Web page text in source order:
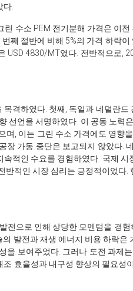
다.
수소 PEM 전기분해 가격은 이
째 절반에 비해 5%의 가격 하락
4830/MT였다. 전반적으로,
격하였다. 첫째, 독일과 네덜란
선언을 서명하였다. 이 공동 노력
, 이는 그린 수소 가격에도 영향
가동 중단은 보고되지 않았다.
적인 수요를 경험하였다. 국제
적인 시장 심리는 긍정적이었다.
으로 인해 상당한 모멘텀을 경
발전과 재생 에너지 비용 하락
보여주었다. 그러나 도전 과제
효율성과 내구성 향상의 필요성